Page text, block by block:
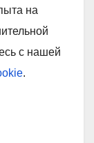
на
с нашей
.